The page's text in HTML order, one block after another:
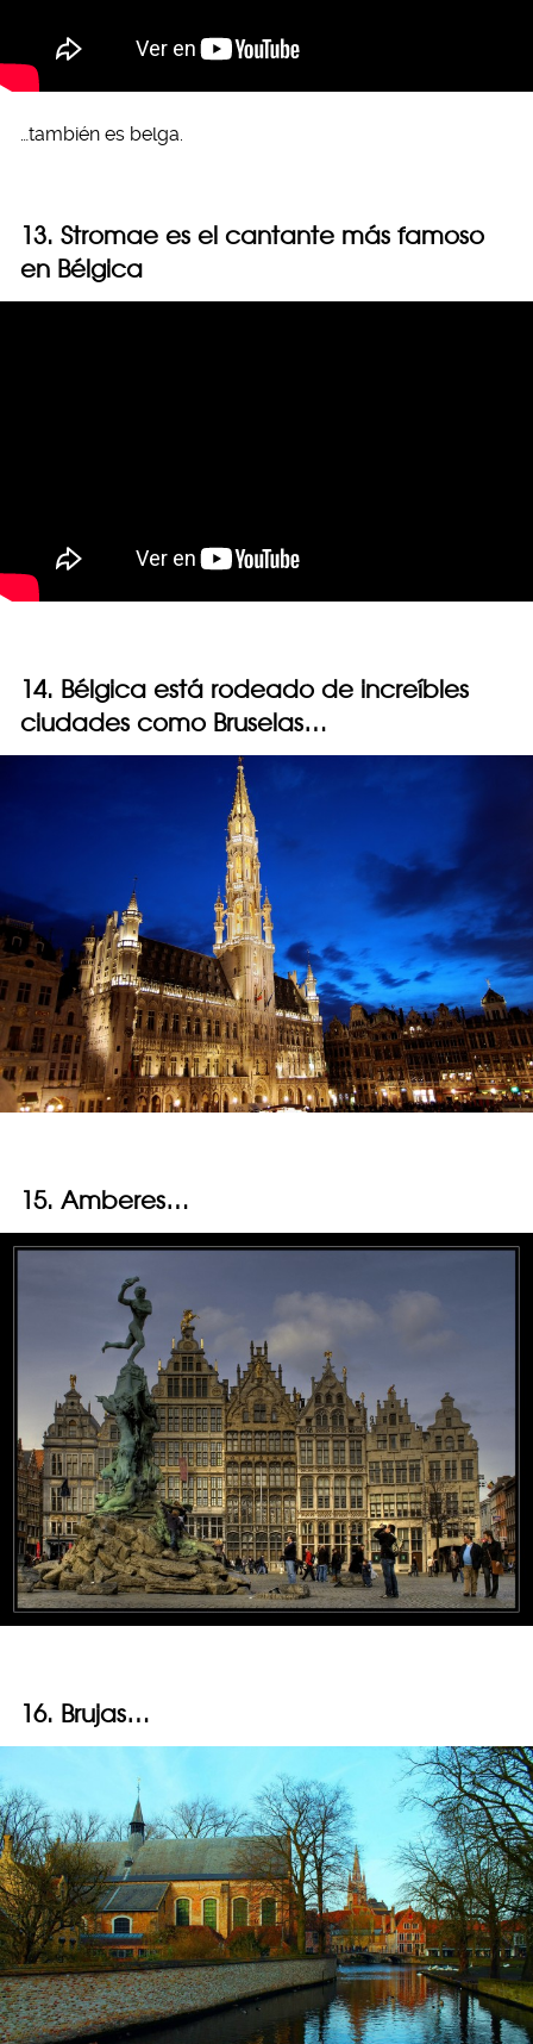
…también es belga.
13. Stromae es el cantante más famoso
en Bélgica
14. Bélgica está rodeado de increíbles
ciudades como Bruselas…
15. Amberes…
16. Brujas…